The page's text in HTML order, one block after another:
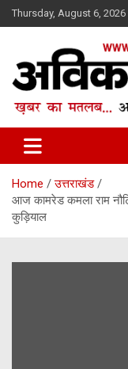
Skip
to
Thursday, August 6, 2026
Avikal
Home
उत्तराखंड
आज कामरेड कमला राम
कुड़ियाल